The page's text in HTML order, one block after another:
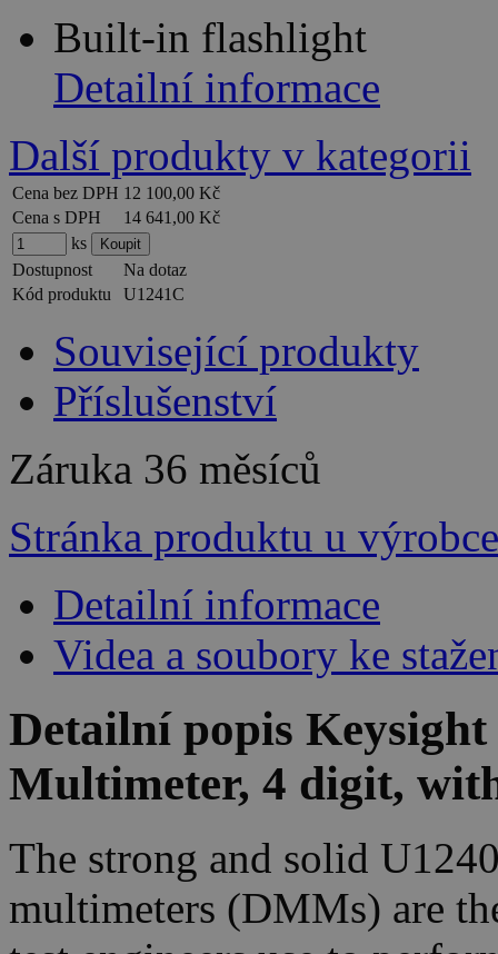
Built-in flashlight
Detailní informace
Další produkty v kategorii
Cena bez DPH 12 100,00 Kč
Cena s DPH
14 641,00 Kč
ks
Dostupnost
Na dotaz
Kód produktu
U1241C
Související produkty
Příslušenství
Záruka 36 měsíců
Stránka produktu u výrobce
Detailní informace
Videa a soubory ke
Detailní popis
Multimeter, 4 digit,
The strong and solid
multimeters (DMMs) are